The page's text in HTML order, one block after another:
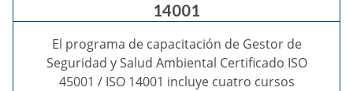
14001
El programa de capacitación de Gestor de
Seguridad y Salud Ambiental Certificado ISO
45001 / ISO 14001 incluye cuatro cursos